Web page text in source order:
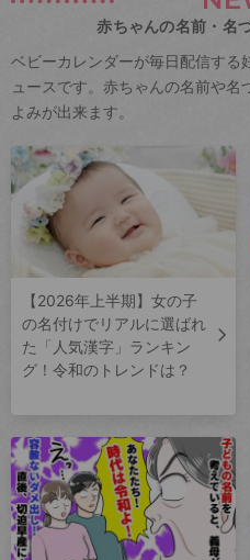
赤ちゃんの名前・名
ベビーカレンダーが毎日配信する
ュースです。赤ちゃんの名前や
よみが出来ます。
【2026年上半期】女の子
の名付けでリアルに選ばれ
た「人気漢字」ランキン
グ！令和のトレンドは？